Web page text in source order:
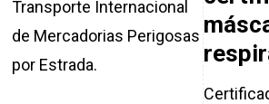
Transporte Internacional
de Mercadorias Perigosas
por Estrada.